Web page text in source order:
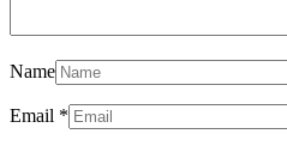
Name
Email *